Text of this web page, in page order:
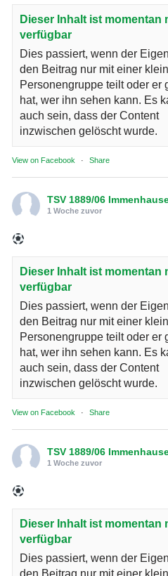
Dieser Inhalt ist momentan
verfügbar
Dies passiert, wenn der
den Beitrag nur mit einer
Personengruppe teilt oder er
hat, wer ihn sehen kann. Es
auch sein, dass der Content
inzwischen gelöscht wurde.
View on Facebook · Share
TSV 1889/06
1 Woche zuvor
Dieser Inhalt ist momentan
verfügbar
Dies passiert, wenn der
den Beitrag nur mit einer
Personengruppe teilt oder er
hat, wer ihn sehen kann. Es
auch sein, dass der Content
inzwischen gelöscht wurde.
View on Facebook · Share
TSV 1889/06
1 Woche zuvor
Dieser Inhalt ist momentan
verfügbar
Dies passiert, wenn der
den Beitrag nur mit einer